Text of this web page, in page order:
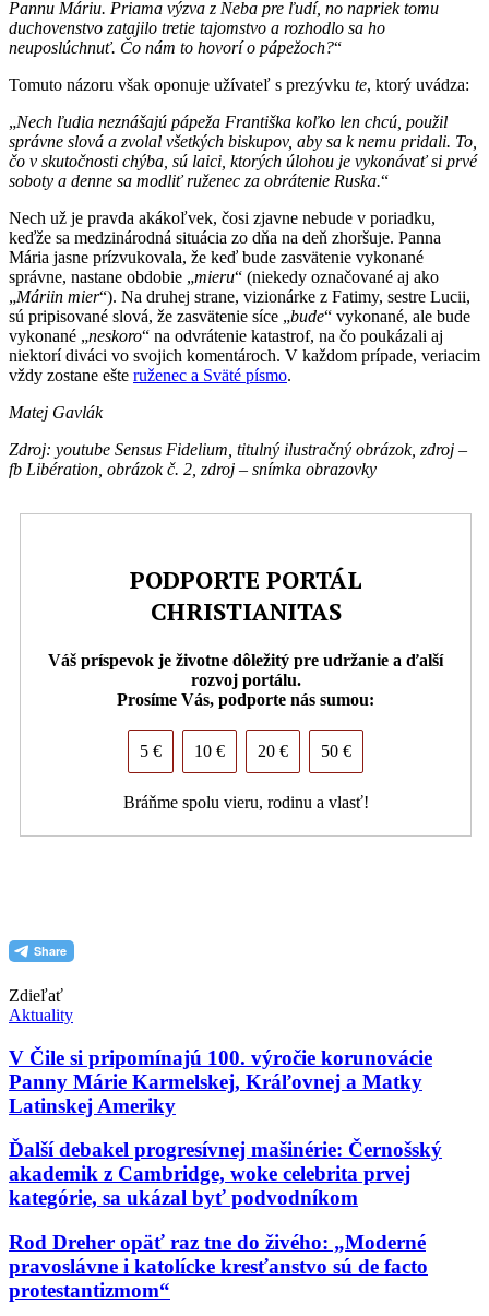
Pannu Máriu. Priama výzva z Neba pre ľudí, no napriek tomu
duchovenstvo zatajilo tretie tajomstvo a rozhodlo sa ho
neuposlúchnuť. Čo nám to hovorí o pápežoch?“
Tomuto názoru však oponuje užívateľ s prezývku te, ktorý uvádza:
„Nech ľudia neznášajú pápeža Františka koľko len chcú, použil
správne slová a zvolal všetkých biskupov, aby sa k nemu pridali. To,
čo v skutočnosti chýba, sú laici, ktorých úlohou je vykonávať si prvé
soboty a denne sa modliť ruženec za obrátenie Ruska.“
Nech už je pravda akákoľvek, čosi zjavne nebude v poriadku,
keďže sa medzinárodná situácia zo dňa na deň zhoršuje. Panna
Mária jasne prízvukovala, že keď bude zasvätenie vykonané
správne, nastane obdobie „mieru“ (niekedy označované aj ako
„Máriin mier“). Na druhej strane, vizionárke z Fatimy, sestre Lucii,
sú pripisované slová, že zasvätenie síce „bude“ vykonané, ale bude
vykonané „neskoro“ na odvrátenie katastrof, na čo poukázali aj
niektorí diváci vo svojich komentároch. V každom prípade, veriacim
vždy zostane ešte ruženec a Sväté písmo.
Matej Gavlák
Zdroj: youtube Sensus Fidelium, titulný ilustračný obrázok, zdroj –
fb Libération, obrázok č. 2, zdroj – snímka obrazovky
PODPORTE PORTÁL
CHRISTIANITAS
Váš príspevok je životne dôležitý pre udržanie a ďalší
rozvoj portálu.
Prosíme Vás, podporte nás sumou:
5 € 10 € 20 € 50 €
Bráňme spolu vieru, rodinu a vlasť!
Zdieľať
Aktuality
V Čile si pripomínajú 100. výročie korunovácie
Panny Márie Karmelskej, Kráľovnej a Matky
Latinskej Ameriky
Ďalší debakel progresívnej mašinérie: Černošský
akademik z Cambridge, woke celebrita prvej
kategórie, sa ukázal byť podvodníkom
Rod Dreher opäť raz tne do živého: „Moderné
pravoslávne i katolícke kresťanstvo sú de facto
protestantizmom“